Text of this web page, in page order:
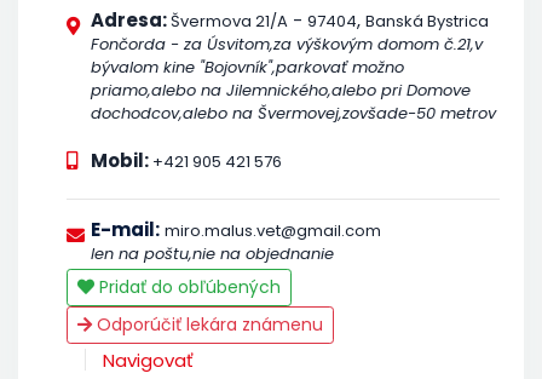
Adresa:Švermova 21/A - 97404, Banská Bystrica
Fončorda - za Úsvitom,za výškovým domom č.21,v
bývalom kine "Bojovník",parkovať možno
priamo,alebo na Jilemnického,alebo pri Domove
dochodcov,alebo na Švermovej,zovšade-50 metrov
Mobil: +421 905 421 576
E-mail: miro.malus.vet@gmail.com
len na poštu,nie na objednanie
Pridať do obľúbených
Odporúčiť lekára známenu
Navigovať